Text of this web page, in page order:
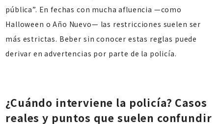
pública”. En fechas con mucha afluencia —como
Halloween o Año Nuevo— las restricciones suelen ser
más estrictas. Beber sin conocer estas reglas puede
derivar en advertencias por parte de la policía.
¿Cuándo interviene la policía? Casos
reales y puntos que suelen confundir